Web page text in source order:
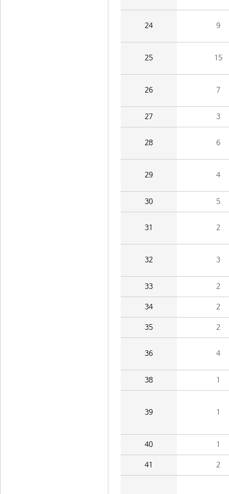
24 9
25 15
26 7
27 3
28 6
29 4
30 5
31 2
32 3
33 2
34 2
35 2
36 4
38 1
39 1
40 1
41 2